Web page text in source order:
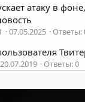
атаку в
07.05.2025
Ответы:
20.07.2019
Ответы: 0
Windows